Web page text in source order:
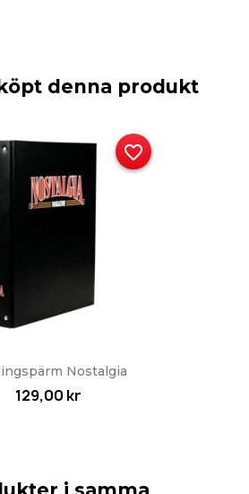
denna produkt
Nostalgia
129,00 kr
favorite_border